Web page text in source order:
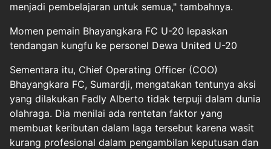
menjadi pembelajaran untuk semua," tambahnya.
Momen pemain Bhayangkara FC U-20 lepaskan
tendangan kungfu ke personel Dewa United U-20
Sementara itu, Chief Operating Officer (COO)
Bhayangkara FC, Sumardji, mengatakan tentunya aksi
yang dilakukan Fadly Alberto tidak terpuji dalam dunia
olahraga. Dia menilai ada rentetan faktor yang
membuat keributan dalam laga tersebut karena wasit
kurang profesional dalam pengambilan keputusan dan